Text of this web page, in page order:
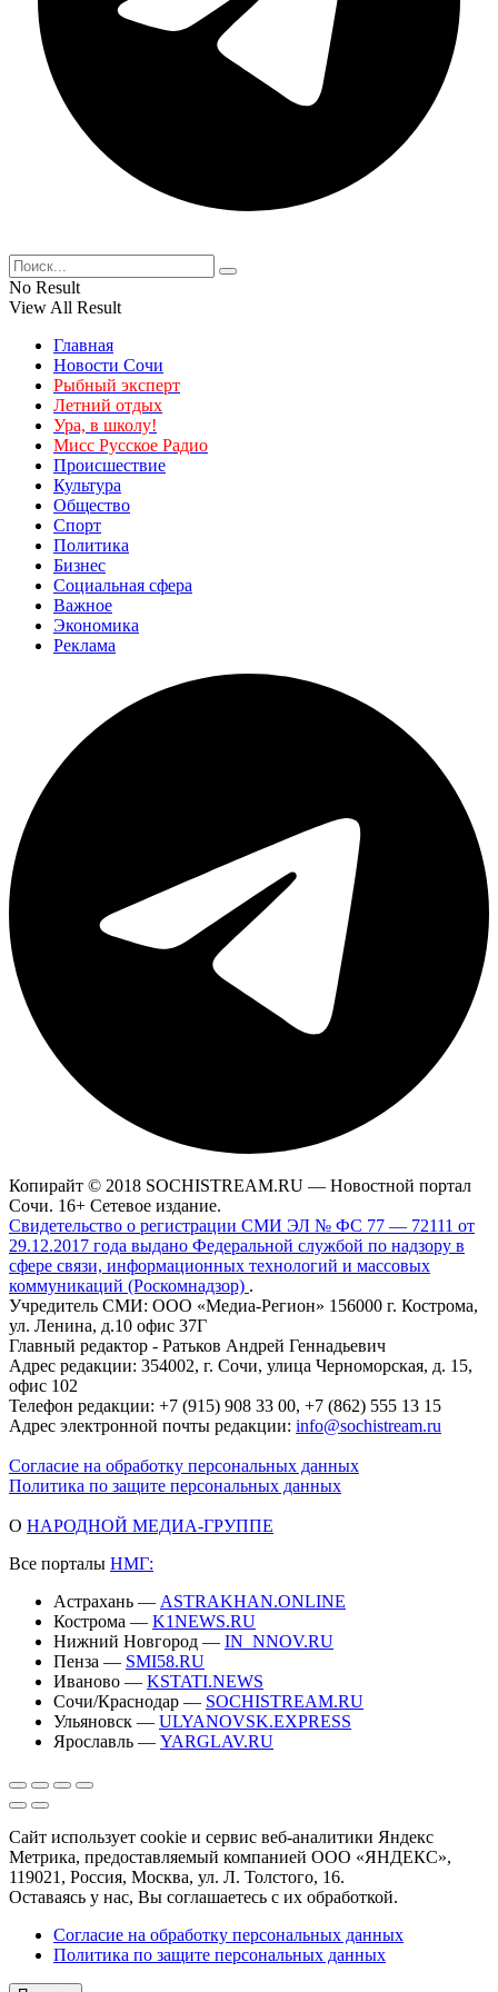
No Result
View All Result
Главная
Новости Сочи
Рыбный эксперт
Летний отдых
Ура, в школу!
Мисс Русское Радио
Происшествие
Культура
Общество
Спорт
Политика
Бизнес
Социальная сфера
Важное
Экономика
Реклама
Копирайт © 2018 SOCHISTREAM.RU — Новостной портал
Сочи. 16+ Сетевое издание.
Свидетельство о регистрации СМИ ЭЛ № ФС 77 — 72111 от
29.12.2017 года выдано Федеральной службой по надзору в
сфере связи, информационных технологий и массовых
коммуникаций (Роскомнадзор) .
Учредитель СМИ: ООО «Медиа-Регион» 156000 г. Кострома,
ул. Ленина, д.10 офис 37Г
Главный редактор - Ратьков Андрей Геннадьевич
Адрес редакции: 354002, г. Сочи, улица Черноморская, д. 15,
офис 102
Телефон редакции: +7 (915) 908 33 00, +7 (862) 555 13 15
Адрес электронной почты редакции: info@sochistream.ru
Согласие на обработку персональных данных
Политика по защите персональных данных
О НАРОДНОЙ МЕДИА-ГРУППЕ
Все порталы НМГ:
Астрахань — ASTRAKHAN.ONLINE
Кострома — K1NEWS.RU
Нижний Новгород — IN_NNOV.RU
Пенза — SMI58.RU
Иваново — KSTATI.NEWS
Сочи/Краснодар — SOCHISTREAM.RU
Ульяновск — ULYANOVSK.EXPRESS
Ярославль — YARGLAV.RU
Сайт использует cookie и сервис веб-аналитики Яндекс
Метрика, предоставляемый компанией ООО «ЯНДЕКС»,
119021, Россия, Москва, ул. Л. Толстого, 16.
Оставаясь у нас, Вы соглашаетесь с их обработкой.
Согласие на обработку персональных данных
Политика по защите персональных данных